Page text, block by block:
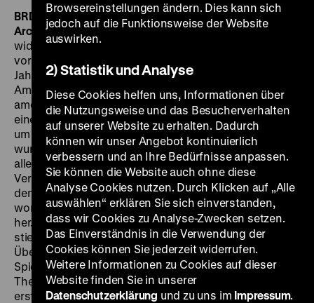
BRD 1953, R: Richard von Schenk, B: Gerhard Grindel, K:
Archivmaterial, 73’ · 35 mmÜberraschend
widersprüchlich: ein Schnelldurchgang von der Zeit
vor dem Ersten Weltkrieg bis in die frühen 1950er
Jahre, das Material war überwiegend von den
Amerikanern beschlagnahmt worden. Der Tonfall ist
amerikanisch, republikanisch gehalten – verdeutlicht in
einem Superlativ wie dem, dass es sich beim Stürmer
um „die schmutzigste Zeitung, die jemals gedruckt
wurde“, handele. Die aufgeklärte Sicht kontrastiert
allerdings mit einer Art Märchenerzählung.
Verräterisch ist von „unseren Truppen“ die Rede,
denen nun sowjetische Truppen entgegengeworfen
worden seien. „Die Flammen fielen über unsere Orte
her.“ Eine argumentative Linie wird verlassen. „Dann
stieß die Rote Armee zu.“ Vom inneren Halt der
Überlebenden ist zum Schluss die Rede. Auch
Spielfilmszenen fanden Eingang in diesen Film, dessen
These lautet: Hitler war überheblich. Ihn betraf das
erste – kurzfristige – Filmverbot in der jungen
Browsereinstellungen ändern. Dies kann sich
jedoch auf die Funktionsweise der Website
auswirken.
2) Statistik und Analyse
Diese Cookies helfen uns, Informationen über
die Nutzungsweise und das Besucherverhalten
auf unserer Website zu erhalten. Dadurch
können wir unser Angebot kontinuierlich
verbessern und an Ihre Bedürfnisse anpassen.
Sie können die Website auch ohne diese
Analyse Cookies nutzen. Durch Klicken auf „Alle
auswählen“ erklären Sie sich einverstanden,
dass wir Cookies zu Analyse-Zwecken setzen.
Das Einverständnis in die Verwendung der
Cookies können Sie jederzeit widerrufen.
Weitere Informationen zu Cookies auf dieser
Website finden Sie in unserer
Datenschutzerklärung und zu uns im Impressum.